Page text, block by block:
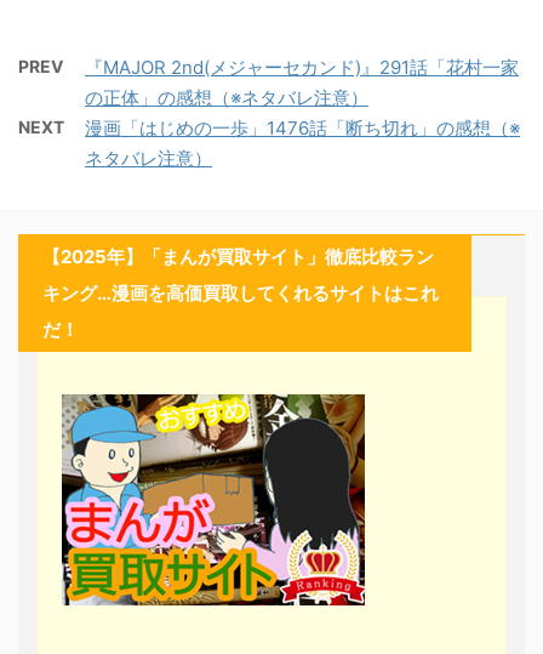
PREV
『MAJOR 2nd(メジャーセカンド)』291話「花村一家
の正体」の感想（※ネタバレ注意）
NEXT
漫画「はじめの一歩」1476話「断ち切れ」の感想（※
ネタバレ注意）
【2025年】「まんが買取サイト」徹底比較ラン
キング…漫画を高価買取してくれるサイトはこれ
だ！